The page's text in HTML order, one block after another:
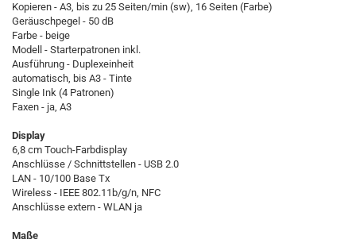
Kopieren - A3, bis zu 25 Seiten/min (sw), 16 Seiten (Farbe)
Geräuschpegel - 50 dB
Farbe - beige
Modell - Starterpatronen inkl.
Ausführung - Duplexeinheit
automatisch, bis A3 - Tinte
Single Ink (4 Patronen)
Faxen - ja, A3
Display
6,8 cm Touch-Farbdisplay
Anschlüsse / Schnittstellen - USB 2.0
LAN - 10/100 Base Tx
Wireless - IEEE 802.11b/g/n, NFC
Anschlüsse extern - WLAN ja
Maße